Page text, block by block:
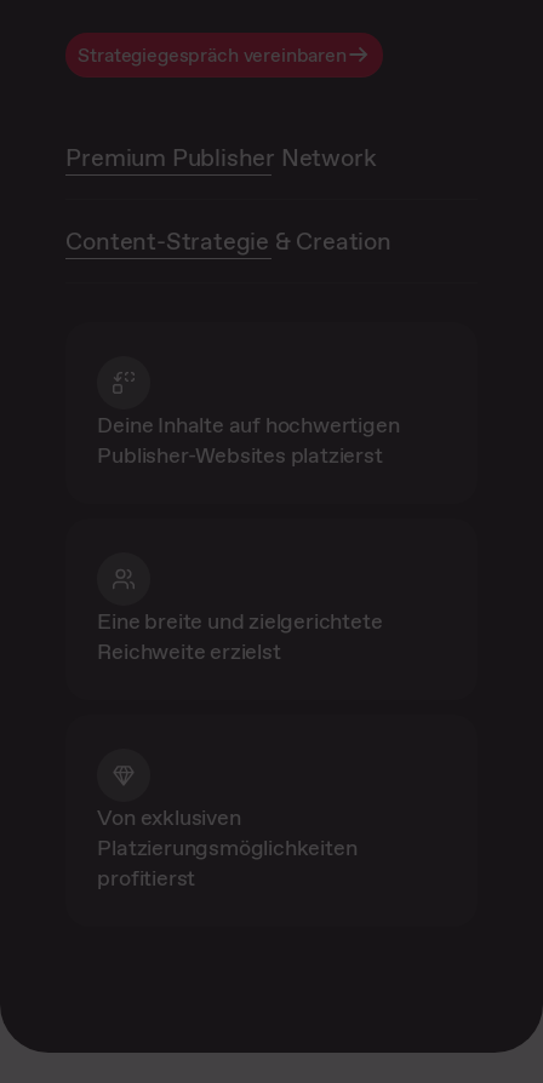
Strategiegespräch vereinbaren
Premium Publisher Network
Content-Strategie & Creation
Deine Inhalte auf hochwertigen
Publisher-Websites platzierst
Eine breite und zielgerichtete
Reichweite erzielst
Von exklusiven
Platzierungsmöglichkeiten
profitierst